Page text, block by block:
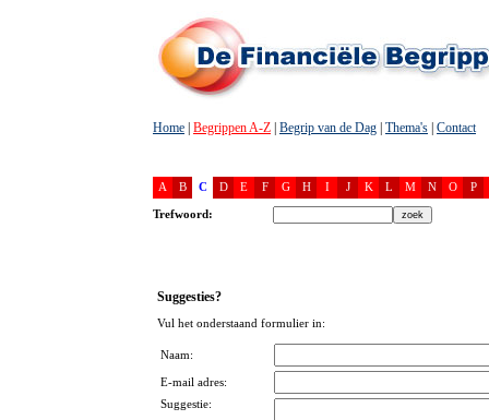
Home Begrippen A-Z Begrip van de Dag Thema's Contact
A B C D E F G H I J K L M N O P
Trefwoord:
Suggesties?
Vul het onderstaand formulier in:
Naam:
E-mail adres:
Suggestie: